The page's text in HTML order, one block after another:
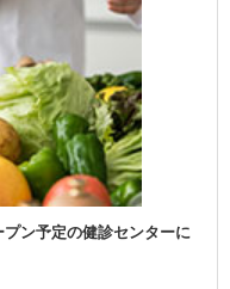
プン予定の健診センターに